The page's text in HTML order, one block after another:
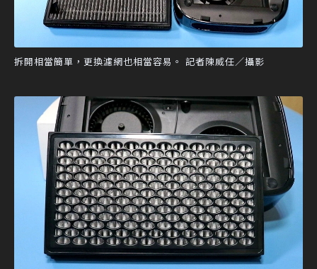
拆開相當簡單，更換濾網也相當容易。 記者陳威任／攝影